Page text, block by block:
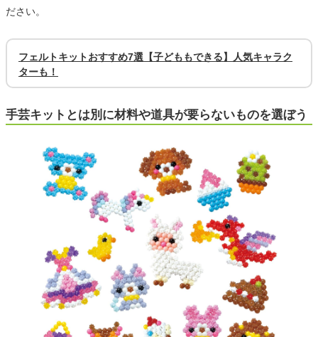
ださい。
フェルトキットおすすめ7選【子どももできる】人気キャラク
ターも！
手芸キットとは別に材料や道具が要らないものを選ぼう